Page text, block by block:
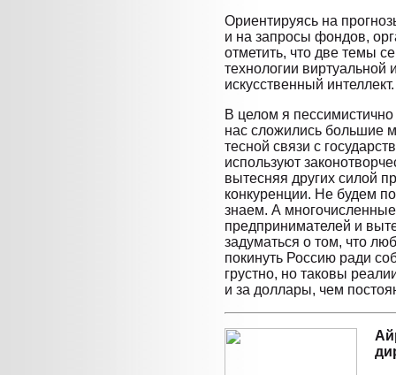
Ориентируясь на
и на запросы фондов,
отметить, что две темы
технологии виртуальной
искусственный интеллект.
В целом я
нас сложились большие
тесной связи с
используют
вытесняя других силой
конкуренции. Не будем
знаем. А
предпринимателей и
задуматься о том, что
покинуть Россию ради
грустно, но таковы
и за доллары, чем